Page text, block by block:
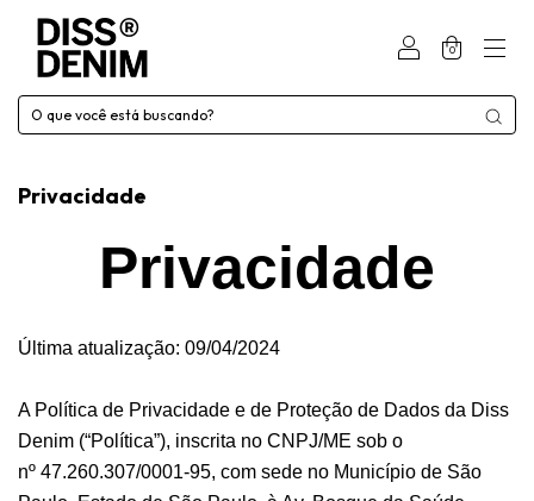
0
Privacidade
Privacidade
Última atualização: 09/04/2024
A Política de Privacidade e de Proteção de Dados da Diss
Denim (“Política”), inscrita no CNPJ/ME sob o
nº 47.260.307/0001-95, com sede no Município de São